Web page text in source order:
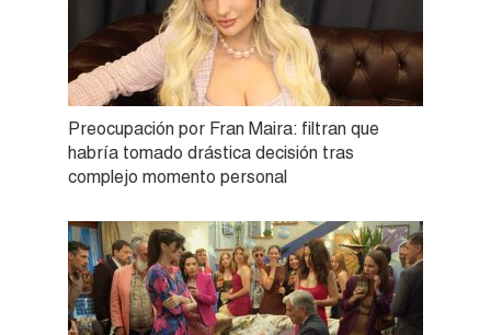
Preocupación por Fran Maira: filtran que
habría tomado drástica decisión tras
complejo momento personal